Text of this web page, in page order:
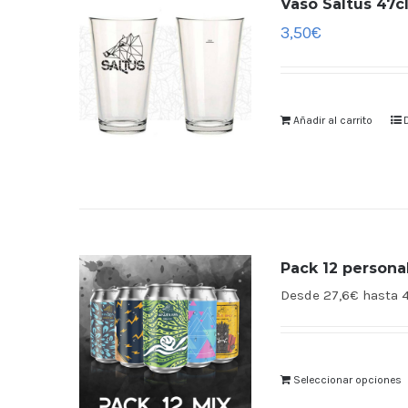
Vaso Saltus
3,50€
Añadir al carrito
Pack 12
Desde 27,6€ hasta
Seleccionar opciones